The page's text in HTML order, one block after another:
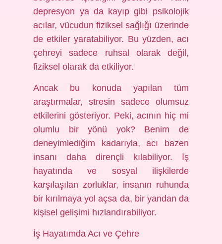
depresyon ya da kayıp gibi psikolojik
acılar, vücudun fiziksel sağlığı üzerinde
de etkiler yaratabiliyor. Bu yüzden, acı
çehreyi sadece ruhsal olarak değil,
fiziksel olarak da etkiliyor.
Ancak bu konuda yapılan tüm
araştırmalar, stresin sadece olumsuz
etkilerini gösteriyor. Peki, acının hiç mi
olumlu bir yönü yok? Benim de
deneyimlediğim kadarıyla, acı bazen
insanı daha dirençli kılabiliyor. İş
hayatında ve sosyal ilişkilerde
karşılaşılan zorluklar, insanın ruhunda
bir kırılmaya yol açsa da, bir yandan da
kişisel gelişimi hızlandırabiliyor.
İş Hayatımda Acı ve Çehre